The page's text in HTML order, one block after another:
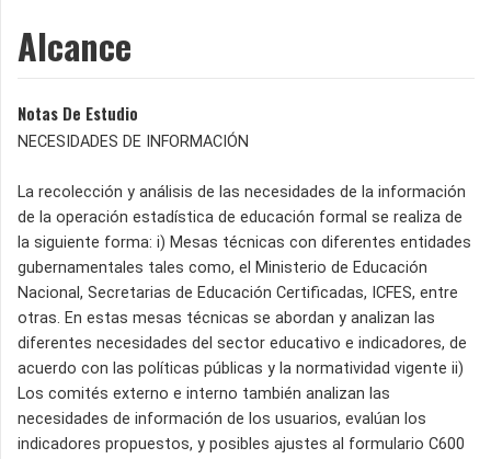
Alcance
Notas De Estudio
NECESIDADES DE INFORMACIÓN
La recolección y análisis de las necesidades de la información
de la operación estadística de educación formal se realiza de
la siguiente forma: i) Mesas técnicas con diferentes entidades
gubernamentales tales como, el Ministerio de Educación
Nacional, Secretarias de Educación Certificadas, ICFES, entre
otras. En estas mesas técnicas se abordan y analizan las
diferentes necesidades del sector educativo e indicadores, de
acuerdo con las políticas públicas y la normatividad vigente ii)
Los comités externo e interno también analizan las
necesidades de información de los usuarios, evalúan los
indicadores propuestos, y posibles ajustes al formulario C600